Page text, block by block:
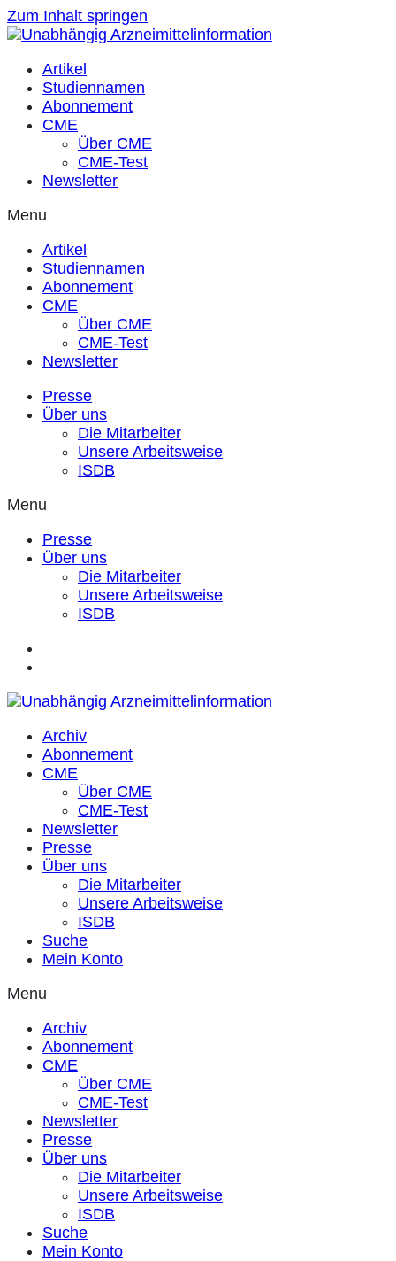
Zum Inhalt springen
Artikel
Studiennamen
Abonnement
CME
Über CME
CME-Test
Newsletter
Menu
Artikel
Studiennamen
Abonnement
CME
Über CME
CME-Test
Newsletter
Presse
Über uns
Die Mitarbeiter
Unsere Arbeitsweise
ISDB
Menu
Presse
Über uns
Die Mitarbeiter
Unsere Arbeitsweise
ISDB
Archiv
Abonnement
CME
Über CME
CME-Test
Newsletter
Presse
Über uns
Die Mitarbeiter
Unsere Arbeitsweise
ISDB
Suche
Mein Konto
Menu
Archiv
Abonnement
CME
Über CME
CME-Test
Newsletter
Presse
Über uns
Die Mitarbeiter
Unsere Arbeitsweise
ISDB
Suche
Mein Konto